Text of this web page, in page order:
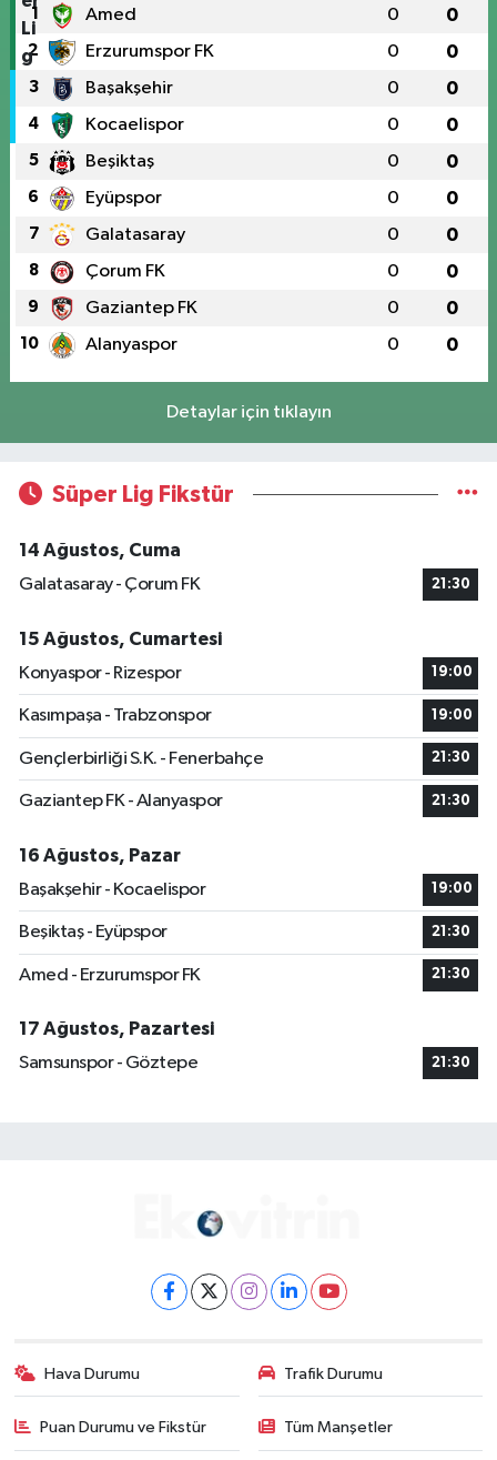
1 Amed 0 0
2 Erzurumspor FK 0 0
3 Başakşehir 0 0
4 Kocaelispor 0 0
5 Beşiktaş 0 0
6 Eyüpspor 0 0
7 Galatasaray 0 0
8 Çorum FK 0 0
9 Gaziantep FK 0 0
10 Alanyaspor 0 0
Detaylar için tıklayın
Süper Lig Fikstür
14 Ağustos, Cuma
Galatasaray - Çorum FK
21:30
15 Ağustos, Cumartesi
Konyaspor - Rizespor
19:00
Kasımpaşa - Trabzonspor 19:00
Gençlerbirliği S.K. - Fenerbahçe 21:30
Gaziantep FK - Alanyaspor 21:30
16 Ağustos, Pazar
Başakşehir - Kocaelispor
19:00
Beşiktaş - Eyüpspor 21:30
Amed - Erzurumspor FK 21:30
17 Ağustos, Pazartesi
Samsunspor - Göztepe
21:30
Hava Durumu Trafik Durumu
Puan Durumu ve Fikstür Tüm Manşetler